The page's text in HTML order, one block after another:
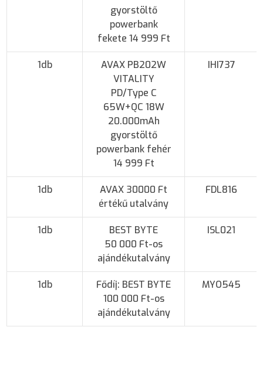
gyorstöltő
powerbank
fekete 14 999 Ft
1db
AVAX PB202W
VITALITY
PD/Type C
65W+QC 18W
20.000mAh
gyorstöltő
powerbank fehér
14 999 Ft
IHI737
1db
AVAX 30000 Ft
értékű utalvány
FDL816
1db
BEST BYTE
50 000 Ft-os
ajándékutalvány
ISL021
1db
Fődíj: BEST BYTE
100 000 Ft-os
ajándékutalvány
MYO545